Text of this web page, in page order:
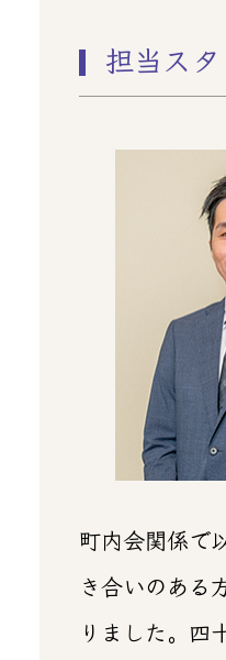
担当ス
町内会関係で
き合いのある
りました。四